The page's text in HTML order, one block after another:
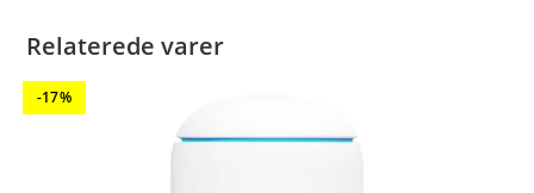
Relaterede varer
-17%